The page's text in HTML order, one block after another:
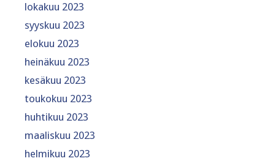
lokakuu 2023
syyskuu 2023
elokuu 2023
heinäkuu 2023
kesäkuu 2023
toukokuu 2023
huhtikuu 2023
maaliskuu 2023
helmikuu 2023